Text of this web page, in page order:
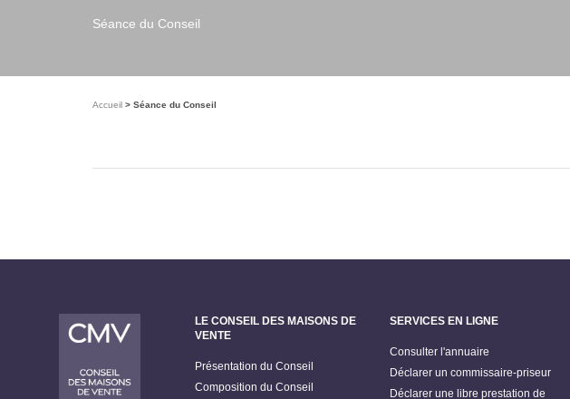
Séance du Conseil
Accueil Séance du Conseil
LE CONSEIL DES MAISONS DE
VENTE
Présentation du Conseil
Composition du Conseil
SERVICES EN LIGNE
Consulter l'annuaire
Déclarer un commissaire-priseur
Déclarer une libre prestation de